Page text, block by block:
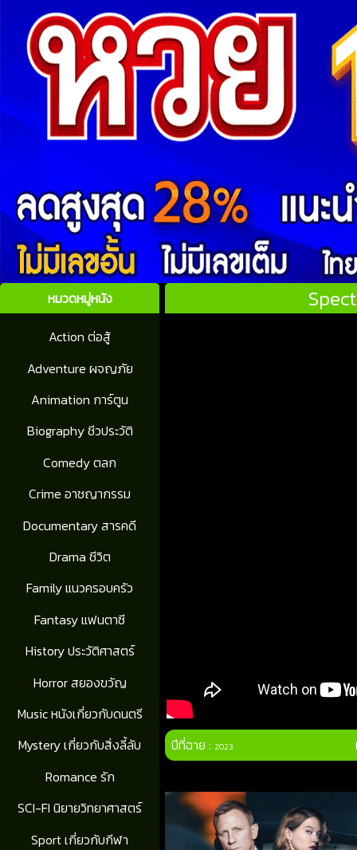
หมวดหมู่หนัง
Action ต่อสู้
Adventure ผจญภัย
Animation การ์ตูน
Biography ชีวประวัติ
Comedy ตลก
Crime อาชญากรรม
Documentary สารคดี
Drama ชีวิต
Family แนวครอบครัว
Fantasy แฟนตาซี
History ประวัติศาสตร์
Horror สยองขวัญ
Music หนังเกี่ยวกับดนตรี
Mystery เกี่ยวกับสิ่งลี้ลับ
Romance รัก
SCI-FI นิยายวิทยาศาสตร์
Sport เกี่ยวกับกีฬา
ปีที่ฉาย :2023